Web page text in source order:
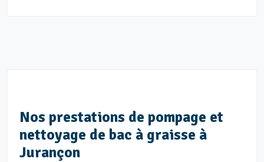
Nos prestations de pompage et
nettoyage de bac à graisse à
Jurançon